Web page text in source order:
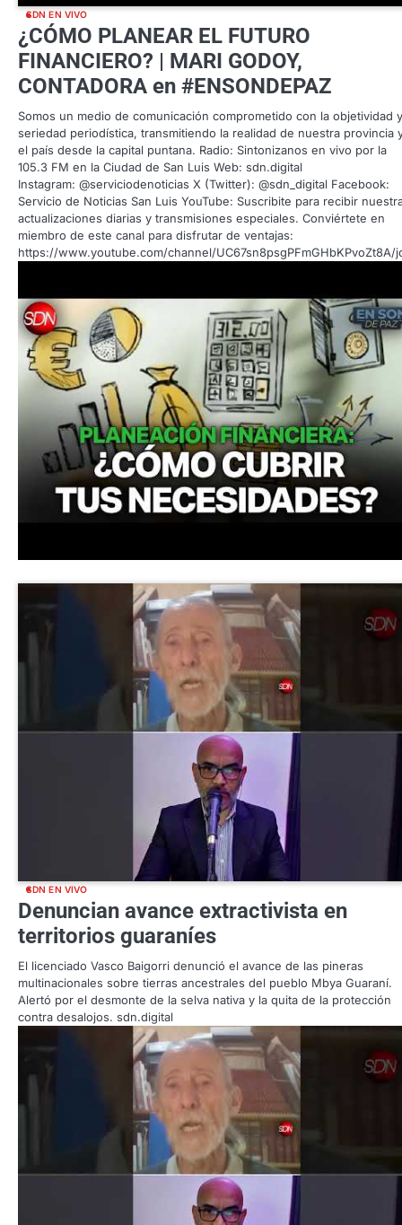
SDN EN VIVO
¿CÓMO PLANEAR EL FUTURO
FINANCIERO? | MARI GODOY,
CONTADORA en #ENSONDEPAZ
Somos un medio de comunicación comprometido con la objetividad
seriedad periodística, transmitiendo la realidad de nuestra provincia
el país desde la capital puntana. Radio: Sintonizanos en vivo por la
105.3 FM en la Ciudad de San Luis Web: sdn.digital
Instagram: @serviciodenoticias X (Twitter): @sdn_digital Facebook:
Servicio de Noticias San Luis YouTube: Suscribite para recibir
actualizaciones diarias y transmisiones especiales. Conviértete en
miembro de este canal para disfrutar de ventajas:
https://www.youtube.com/channel/UC67sn8psgPFmGHbKPvoZt8A/
SDN EN VIVO
Denuncian avance extractivista en
territorios guaraníes
El licenciado Vasco Baigorri denunció el avance de las pineras
multinacionales sobre tierras ancestrales del pueblo Mbya Guaraní.
Alertó por el desmonte de la selva nativa y la quita de la protección
contra desalojos. sdn.digital